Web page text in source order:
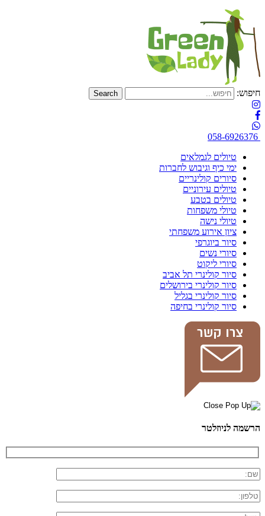
חיפוש:
058-6926376
טיולים לגמלאים
ימי כיף וגיבוש לחברות
סיורים קולינריים
טיולים עירוניים
טיולים בטבע
טיולי משפחות
טיולי נישה
ציון אירוע משפחתי
סיור ביוגרפי
סיורי נשים
סיורי ליקוט
סיור קולינרי תל אביב
סיור קולינרי בירושלים
סיור קולינרי בגליל
סיור קולינרי בחיפה
הרשמה לניוזלטר